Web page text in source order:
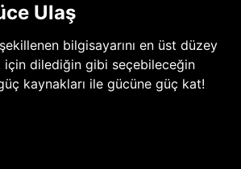
Ulaş
bilgisayarını en üst düzey
için dilediğin gibi seçebileceğin
kaynakları ile gücüne güç kat!